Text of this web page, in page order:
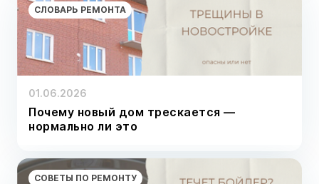
СЛОВАРЬ РЕМОНТА
01.06.2026
Почему новый дом трескается —
нормально ли это
СОВЕТЫ ПО РЕМОНТУ